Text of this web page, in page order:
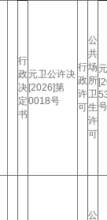
行
政
决
定
书
元卫公许决
[2026]第
0018号
行
政
许
可
公
共
场
所
卫
生
许
可
号
公